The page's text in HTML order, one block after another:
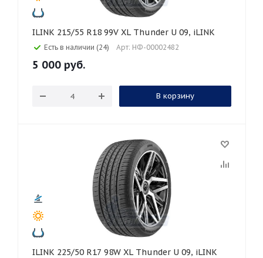
ILINK 215/55 R18 99V XL Thunder U 09, iLINK
Есть в наличии (24) Арт: НФ-00002482
5 000 руб.
В корзину
ILINK 225/50 R17 98W XL Thunder U 09, iLINK